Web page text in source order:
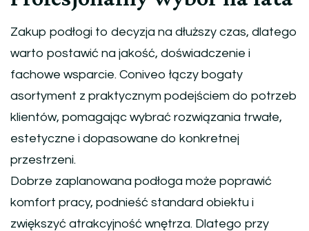
Zakup podłogi to decyzja na dłuższy czas, dlatego
warto postawić na jakość, doświadczenie i
fachowe wsparcie. Coniveo łączy bogaty
asortyment z praktycznym podejściem do potrzeb
klientów, pomagając wybrać rozwiązania trwałe,
estetyczne i dopasowane do konkretnej
przestrzeni.
Dobrze zaplanowana podłoga może poprawić
komfort pracy, podnieść standard obiektu i
zwiększyć atrakcyjność wnętrza. Dlatego przy